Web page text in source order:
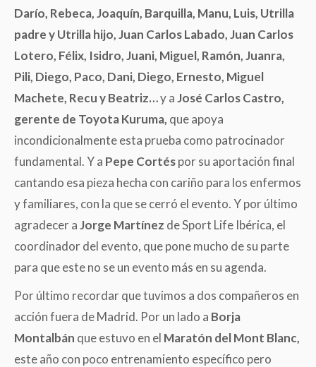
Darío, Rebeca, Joaquín, Barquilla, Manu, Luis, Utrilla
padre y Utrilla hijo, Juan Carlos Labado, Juan Carlos
Lotero, Félix, Isidro, Juani, Miguel, Ramón, Juanra,
Pili, Diego, Paco, Dani, Diego, Ernesto, Miguel
Machete, Recu y Beatriz…y aJosé Carlos Castro,
gerente de Toyota Kuruma, que apoya
incondicionalmente esta prueba como patrocinador
fundamental. Y a Pepe Cortéspor su aportación final
cantando esa pieza hecha con cariño para los enfermos
y familiares, con la que se cerró el evento. Y por último
agradecer aJorge Martínez de Sport Life Ibérica, el
coordinador del evento, que pone mucho de su parte
para que este no se un evento más en su agenda.
Por último recordar que tuvimos a dos compañeros en
acción fuera de Madrid. Por un lado a Borja
Montalbán que estuvo en el Maratón del Mont Blanc,
este año con poco entrenamiento específico pero